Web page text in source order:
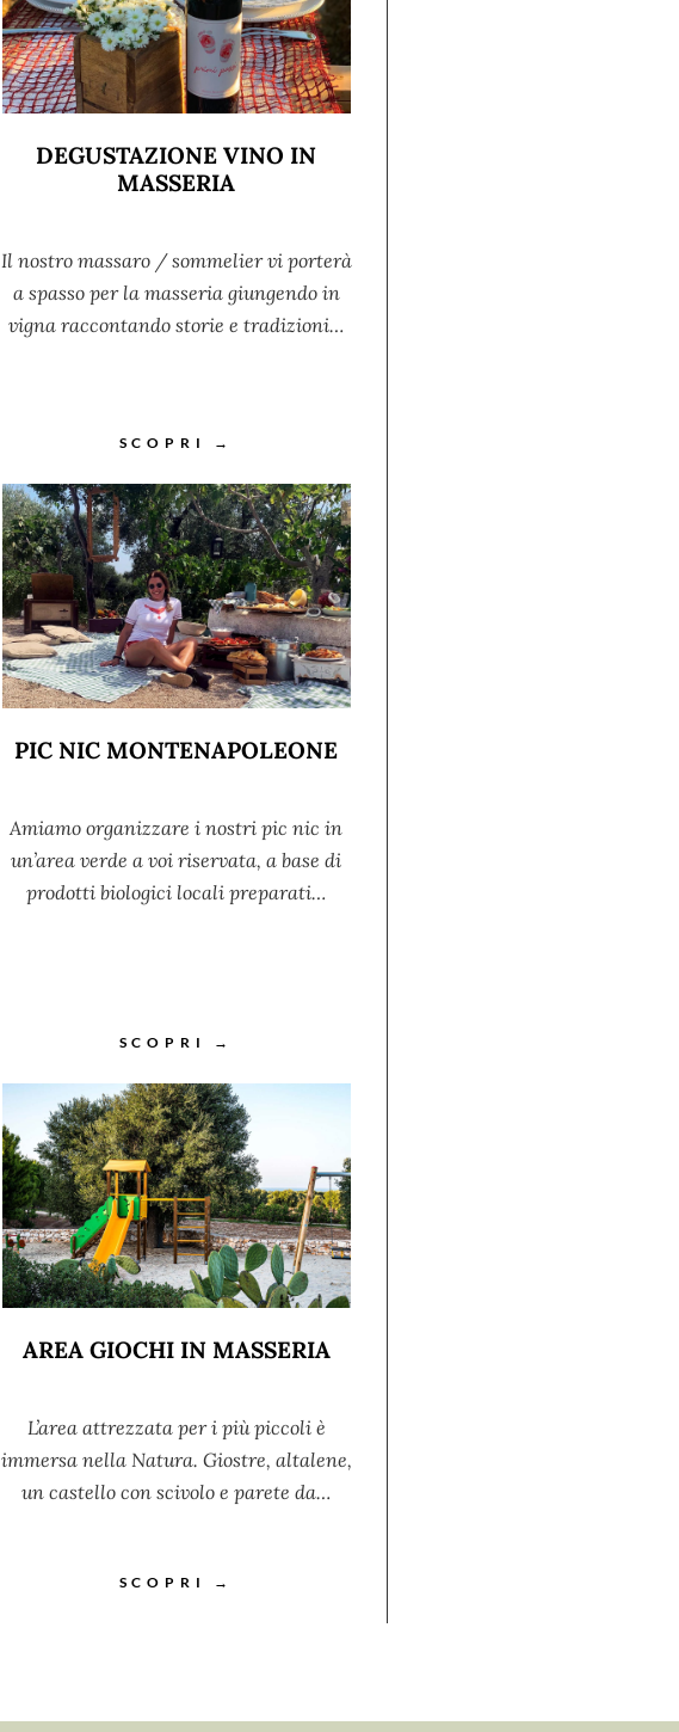
DEGUSTAZIONE VINO IN
MASSERIA
Il nostro massaro / sommelier vi porterà
a spasso per la masseria giungendo in
vigna raccontando storie e tradizioni…
SCOPRI →
PIC NIC MONTENAPOLEONE
Amiamo organizzare i nostri pic nic in
un’area verde a voi riservata, a base di
prodotti biologici locali preparati…
SCOPRI →
AREA GIOCHI IN MASSERIA
L’area attrezzata per i più piccoli è
immersa nella Natura. Giostre, altalene,
un castello con scivolo e parete da…
SCOPRI →